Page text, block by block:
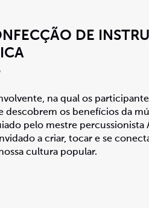
DE
na qual os
descobrem os benefícios da
pelo mestre percussionista
a criar, tocar e se
cultura popular.